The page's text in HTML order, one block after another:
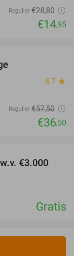
Regulier €28,80
€14,95
8.7 star
Regulier €57,50
€36,50
€3.000
Gratis